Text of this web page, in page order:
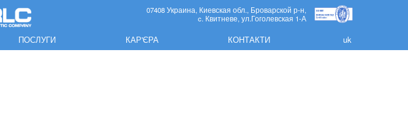
07408 Украина, Киевская обл., Броварской р-н,
c. Квитневе, ул.Гоголевская 1-А
ПОСЛУГИ КАР'ЄРА КОНТАКТИ uk